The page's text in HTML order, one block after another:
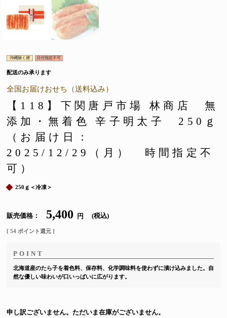
沖縄除く便 日付指定不可
配送のみ承ります
全国お届けおせち（送料込み）
【118】下関唐戸市場 林商店 無
添加・無着色 辛子明太子 250ｇ
（お届け日：
2025/12/29（月） 時間指定不
可）
250ｇ＜冷凍＞
販売価格 5,400 税込
[ 54 ポイント還元 ]
北海道産のたら子を着色料、保存料、化学調味料を使わずに漬け込みました。自
然な優しい味わいが口いっぱいに広がります。
申し訳ございません。ただいま在庫がございません。